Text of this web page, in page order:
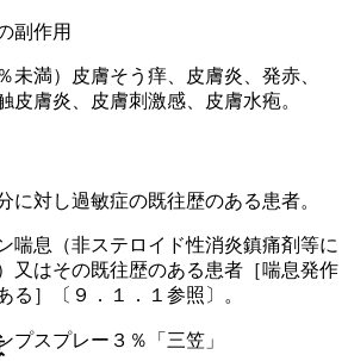
副作用
未満）皮膚そう痒、皮膚炎、発赤、
皮膚炎、皮膚刺激感、皮膚水疱。
対し過敏症の既往歴のある患者。
喘息（非ステロイド性消炎鎮痛剤等に
又はその既往歴のある患者［喘息発作
る］〔９．１．１参照〕。
プスプレー３％「三笠」